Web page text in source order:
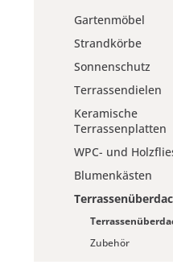
Gartenmöbel
Strandkörbe
Sonnenschutz
Terrassendielen
Keramische
Terrassenplatten
WPC- und
Blumenkästen
Zubehör